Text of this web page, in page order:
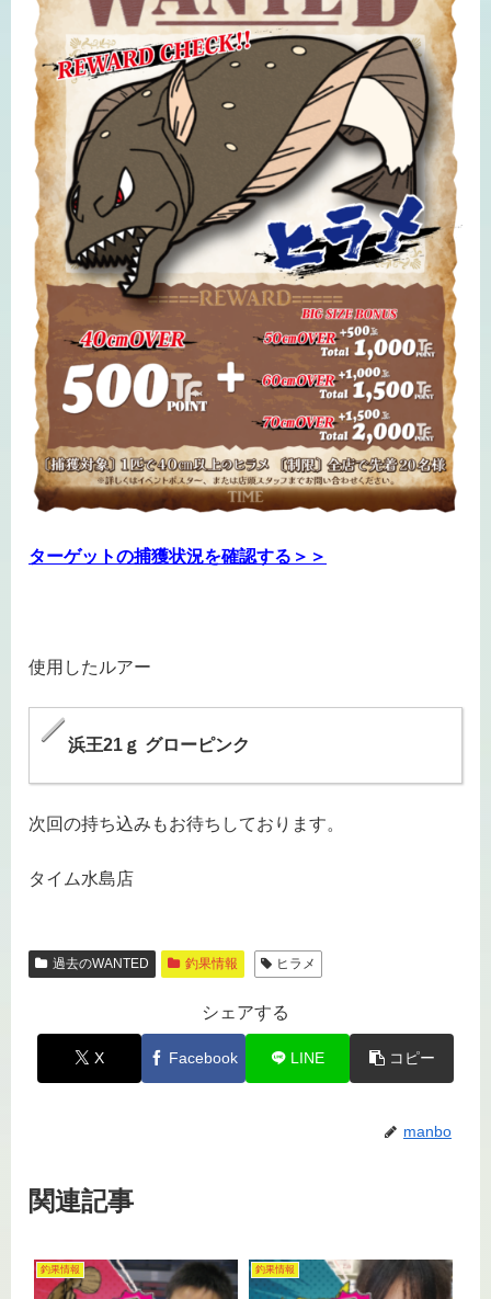
ターゲットの捕獲状況を確認する＞＞
使用したルアー
浜王21ｇ グローピンク
次回の持ち込みもお待ちしております。
タイム水島店
過去のWANTED 釣果情報 ヒラメ
シェアする
X Facebook LINE コピー
manbo
関連記事
釣果情報 釣果情報